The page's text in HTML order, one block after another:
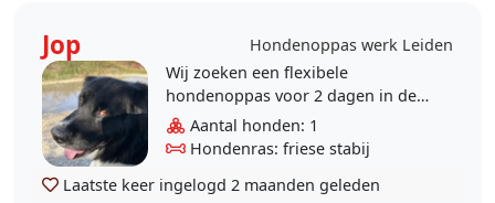
Jop
Hondenoppas werk Leiden
Wij zoeken een flexibele
hondenoppas voor 2 dagen in de
week om met Jop te lopen ergens
tussen 11 en 13 uur, bij voorkeur
Aantal honden: 1
Hondenras: friese stabij
Laatste keer ingelogd 2 maanden geleden